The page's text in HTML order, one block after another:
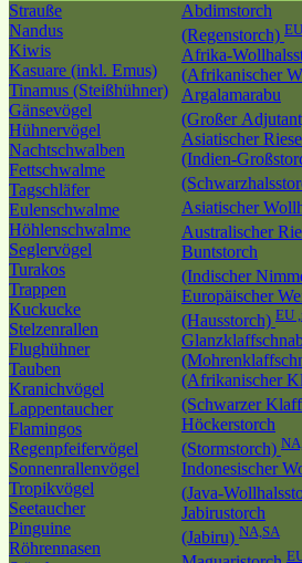
Strauße
Nandus
Kiwis
Kasuare (inkl. Emus)
Tinamus (Steißhühner)
Gänsevögel
Hühnervögel
Nachtschwalben
Fettschwalme
Tagschläfer
Eulenschwalme
Höhlenschwalme
Seglervögel
Turakos
Trappen
Kuckucke
Stelzenrallen
Flughühner
Tauben
Kranichvögel
Lappentaucher
Flamingos
Regenpfeifervögel
Sonnenrallenvögel
Tropikvögel
Seetaucher
Pinguine
Röhrennasen
Abdimstorch
(Regenstorch)
Afrika-
(Afrikanischer
Argalamarabu
(Großer
Asiatischer
(Indien-
Asiatischer
Australischer
Buntstorch
(Indischer
Europäischer
(Hausstorch) EU
(Afrikanischer
(Schwarzer
Höckerstorch
(Stormstorch)
Indonesischer
(Java-
Jabirustorch
(Jabiru) NA,SA